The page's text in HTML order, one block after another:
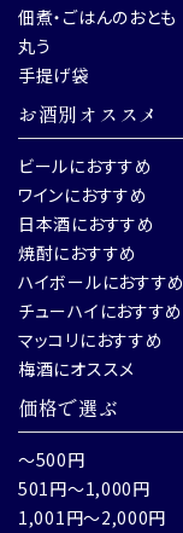
佃煮・ごはんのおとも
丸う
手提げ袋
お酒別オススメ
ビールにおすすめ
ワインにおすすめ
日本酒におすすめ
焼酎におすすめ
ハイボールにおすすめ
チューハイにおすすめ
マッコリにおすすめ
梅酒にオススメ
価格で選ぶ
～500円
501円～1,000円
1,001円～2,000円